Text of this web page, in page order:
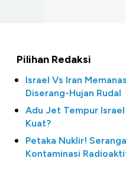
Pilihan Redaksi
Israel Vs Iran
Diserang-Hujan Rudal
Adu Jet Tempur Israel
Kuat?
Petaka Nuklir!
Kontaminasi